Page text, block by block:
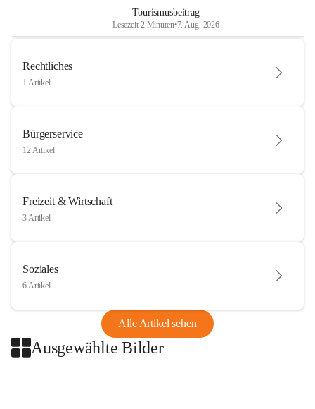
Tourismusbeitrag
Lesezeit 2 Minuten•7. Aug. 2026
Rechtliches
1 Artikel
Bürgerservice
12 Artikel
Freizeit & Wirtschaft
3 Artikel
Soziales
6 Artikel
Alle Artikel sehen
Ausgewählte Bilder